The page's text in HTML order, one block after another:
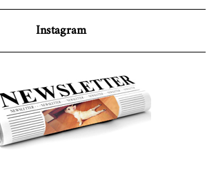
Instagram